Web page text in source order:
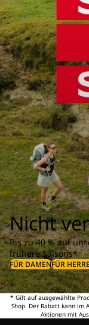
Nicht
Bis zu 40 % auf
frühere Saisons*
FÜR DAMENFÜR
* Gilt auf ausgewählte
Shop. Der Rabatt kann
Aktionen mit